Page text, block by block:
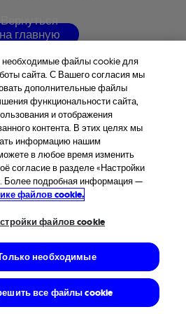
Вернуться
на главную
файлы cookie для
сайта. С Вашего согласия мы
дополнительные файлы
функциональности сайта,
и отображения
контента. В этих целях мы
информацию нашим
в любое время изменить
согласие в разделе «Настройки
Более подробная информация —
файлов cookie.
файлов cookie
необходимые
все файлы cookie